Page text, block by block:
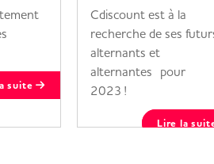
suite
Cdiscount est à la
recherche de ses
alternants et
alternantes pour
2023 !
Lire la